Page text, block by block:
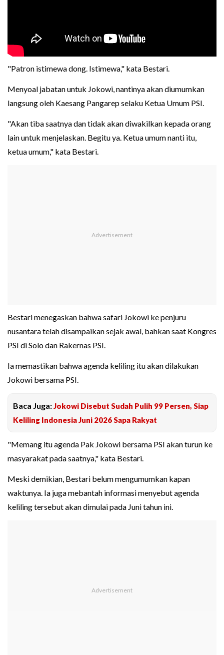
"Patron istimewa dong. Istimewa," kata Bestari.
Menyoal jabatan untuk Jokowi, nantinya akan diumumkan
langsung oleh Kaesang Pangarep selaku Ketua Umum PSI.
"Akan tiba saatnya dan tidak akan diwakilkan kepada orang
lain untuk menjelaskan. Begitu ya. Ketua umum nanti itu,
ketua umum," kata Bestari.
Bestari menegaskan bahwa safari Jokowi ke penjuru
nusantara telah disampaikan sejak awal, bahkan saat Kongres
PSI di Solo dan Rakernas PSI.
Ia memastikan bahwa agenda keliling itu akan dilakukan
Jokowi bersama PSI.
Baca Juga:Jokowi Disebut Sudah Pulih 99 Persen, Siap
Keliling Indonesia Juni 2026 Sapa Rakyat
"Memang itu agenda Pak Jokowi bersama PSI akan turun ke
masyarakat pada saatnya," kata Bestari.
Meski demikian, Bestari belum mengumumkan kapan
waktunya. Ia juga mebantah informasi menyebut agenda
keliling tersebut akan dimulai pada Juni tahun ini.